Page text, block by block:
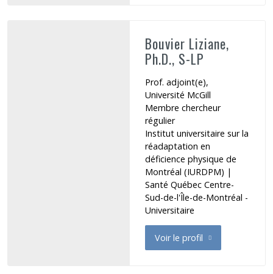
Bouvier Liziane,
Ph.D., S-LP
Prof. adjoint(e),
Université McGill
Membre chercheur
régulier
Institut universitaire sur la
réadaptation en
déficience physique de
Montréal (IURDPM) |
Santé Québec Centre-
Sud-de-l'Île-de-Montréal -
Universitaire
Voir le profil
de Bouvier Liziane